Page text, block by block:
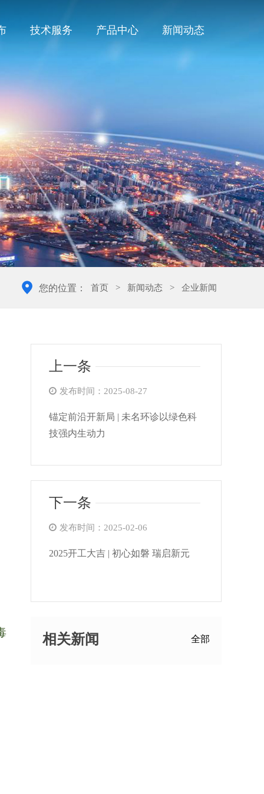
技术服务 产品中心 新闻动态
您的位置： 首页 > 新闻动态 > 企业新闻
上一条
发布时间：2025-08-27
锚定前沿开新局 | 未名环诊以绿色科
技强内生动力
下一条
发布时间：2025-02-06
2025开工大吉 | 初心如磐 瑞启新元
相关新闻 全部